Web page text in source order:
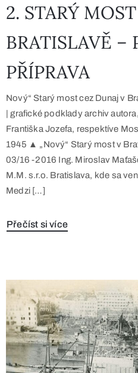
2. STARÝ
BRATISLAVĚ –
PŘÍPRAVA
Nový“ Starý most cez Dunaj v
| grafické podklady archiv
Františka Jozefa, respektíve
1945 ▲ „Nový“ Starý most v
03/16 -2016 Ing. Miroslav
M.M. s.r.o. Bratislava, kde sa
Medzi […]
Přečíst si více